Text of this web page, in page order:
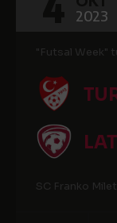
2023
"Futsal Week"
SC Franko